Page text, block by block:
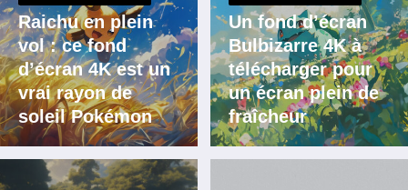
Raichu en plein
vol : ce fond
d’écran 4K est un
vrai rayon de
soleil Pokémon
Un fond d’écran
Bulbizarre 4K à
télécharger pour
un écran plein de
fraîcheur